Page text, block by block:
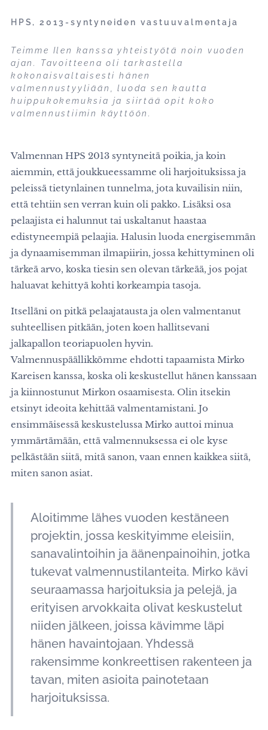
HPS, 2013-syntyneiden vastuuvalmentaja
Teimme Ilen kanssa yhteistyötä noin vuoden
ajan. Tavoitteena oli tarkastella
kokonaisvaltaisesti hänen
valmennustyyliään, luoda sen kautta
huippukokemuksia ja siirtää opit koko
valmennustiimin käyttöön.
Valmennan HPS 2013 syntyneitä poikia, ja koin
aiemmin, että joukkueessamme oli harjoituksissa ja
peleissä tietynlainen tunnelma, jota kuvailisin niin,
että tehtiin sen verran kuin oli pakko. Lisäksi osa
pelaajista ei halunnut tai uskaltanut haastaa
edistyneempiä pelaajia. Halusin luoda energisemmän
ja dynaamisemman ilmapiirin, jossa kehittyminen oli
tärkeä arvo, koska tiesin sen olevan tärkeää, jos pojat
haluavat kehittyä kohti korkeampia tasoja.
Itselläni on pitkä pelaajatausta ja olen valmentanut
suhteellisen pitkään, joten koen hallitsevani
jalkapallon teoriapuolen hyvin.
Valmennuspäällikkömme ehdotti tapaamista Mirko
Kareisen kanssa, koska oli keskustellut hänen kanssaan
ja kiinnostunut Mirkon osaamisesta. Olin itsekin
etsinyt ideoita kehittää valmentamistani. Jo
ensimmäisessä keskustelussa Mirko auttoi minua
ymmärtämään, että valmennuksessa ei ole kyse
pelkästään siitä, mitä sanon, vaan ennen kaikkea siitä,
miten sanon asiat.
Aloitimme lähes vuoden kestäneen
projektin, jossa keskityimme eleisiin,
sanavalintoihin ja äänenpainoihin, jotka
tukevat valmennustilanteita. Mirko kävi
seuraamassa harjoituksia ja pelejä, ja
erityisen arvokkaita olivat keskustelut
niiden jälkeen, joissa kävimme läpi
hänen havaintojaan. Yhdessä
rakensimme konkreettisen rakenteen ja
tavan, miten asioita painotetaan
harjoituksissa.